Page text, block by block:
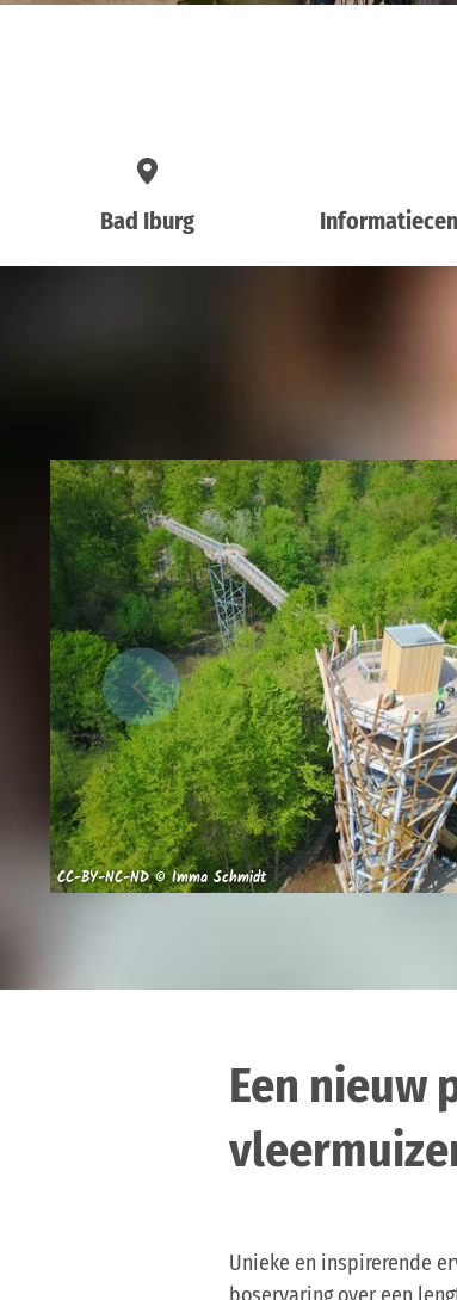
Bad Iburg
CC-BY-NC-ND © Imma Schmidt
Een nieuw
Unieke en inspirerende
boservaring over een